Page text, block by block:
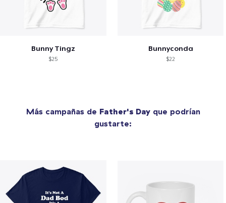
Bunny Tingz
$25
Bunnyconda
$22
Más campañas de Father's Dayque podrían
gustarte: